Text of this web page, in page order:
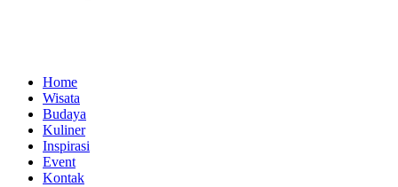
Home
Wisata
Budaya
Kuliner
Inspirasi
Event
Kontak